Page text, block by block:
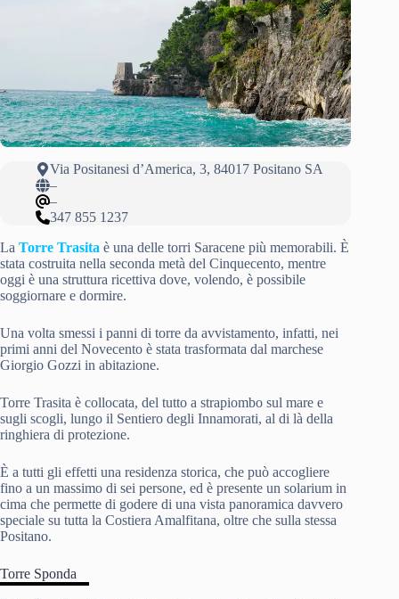
Via Positanesi d’America, 3, 84017 Positano SA
–
–
347 855 1237
La Torre Trasita è una delle torri Saracene più memorabili. È
stata costruita nella seconda metà del Cinquecento, mentre
oggi è una struttura ricettiva dove, volendo, è possibile
soggiornare e dormire.
Una volta smessi i panni di torre da avvistamento, infatti, nei
primi anni del Novecento è stata trasformata dal marchese
Giorgio Gozzi in abitazione.
Torre Trasita è collocata, del tutto a strapiombo sul mare e
sugli scogli, lungo il Sentiero degli Innamorati, al di là della
ringhiera di protezione.
È a tutti gli effetti una residenza storica, che può accogliere
fino a un massimo di sei persone, ed è presente un solarium in
cima che permette di godere di una vista panoramica davvero
speciale su tutta la Costiera Amalfitana, oltre che sulla stessa
Positano.
Torre Sponda